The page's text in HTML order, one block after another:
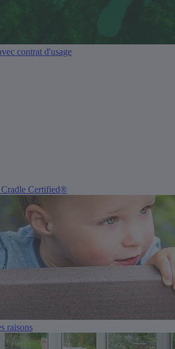
contrat d'usage
Cradle Certified®
raisons